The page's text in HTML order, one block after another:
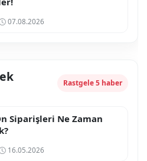
07.08.2026
Rastgele 5 haber
Siparişleri Ne Zaman
16.05.2026